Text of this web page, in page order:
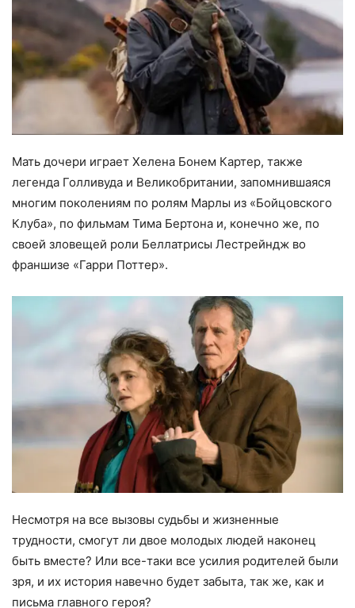
Мать дочери играет Хелена Бонем Картер, также
легенда Голливуда и Великобритании, запомнившаяся
многим поколениям по ролям Марлы из «Бойцовского
Клуба», по фильмам Тима Бертона и, конечно же, по
своей зловещей роли Беллатрисы Лестрейндж во
франшизе «Гарри Поттер».
Несмотря на все вызовы судьбы и жизненные
трудности, смогут ли двое молодых людей наконец
быть вместе? Или все-таки все усилия родителей были
зря, и их история навечно будет забыта, так же, как и
письма главного героя?